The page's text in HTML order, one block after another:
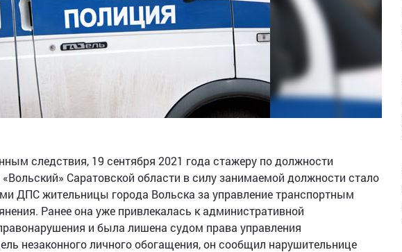
следствия, 19 сентября 2021 года стажеру по должности
Саратовской области в силу занимаемой должности стало
ДПС жительницы города Вольска за управление транспортным
Ранее она уже привлекалась к административной
и была лишена судом права управления
незаконного личного обогащения, он сообщил нарушительнице